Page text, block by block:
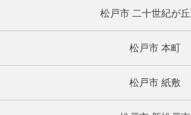
松戸市 二十世紀が
松戸市 本町
松戸市 紙敷